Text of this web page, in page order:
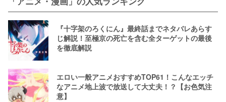
『十字架のろくにん』最終話までネタバレあらす
じ解説！至極京の死亡を含む全ターゲットの最後
を徹底解説
エロい一般アニメおすすめTOP61！こんなエッチ
なアニメ地上波で放送して大丈夫！？【お色気注
意】